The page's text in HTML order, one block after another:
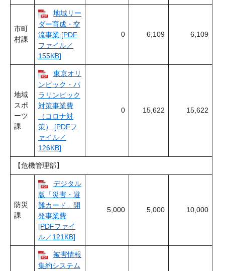
市町
村課
地域リー
ダー育成・交
流事業 [PDF
ファイル／
155KB]
0 6,109 6,109
地域
スポ
ーツ
課
東京オリ
ンピック・パ
ラリンピック
対策事業費
（コロナ対
策） [PDFフ
ァイル／
126KB]
0 15,622 15,622
【危機管理部】
防災
課
デジタル
版「災害・避
難カード」開
発事業費
[PDFファイ
ル／121KB]
5,000 5,000 10,000
被害情報
集約システム